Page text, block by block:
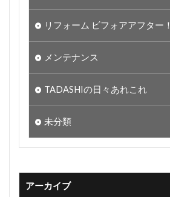
リフォーム ビフォアアフター！
メンテナンス
TADASHIの日々あれこれ
未分類
アーカイブ